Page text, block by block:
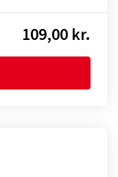
109,00 kr.